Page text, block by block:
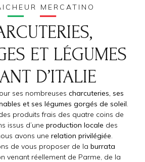
MERCATINO
ET LÉGUMES
D’ITALIE
ses nombreuses charcuteries, ses
et ses légumes gorgés de soleil.
produits frais des quatre coins de
issus d’une production locale des
avons une relation privilégiée.
de vous proposer de la burrata
venant réellement de Parme, de la